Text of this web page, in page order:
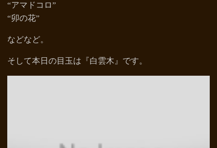
“アマドコロ”
“卯の花”
などなど。
そして本日の目玉は『白雲木』です。